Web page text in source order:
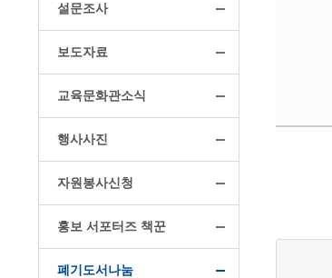
설문조사
보도자료
교육문화관소식
행사사진
자원봉사신청
홍보 서포터즈 책꾼
폐기도서나눔